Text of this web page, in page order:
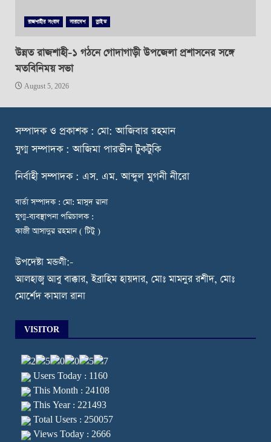
রাজশাহীর সংবাদ সারাদেশ স্লাইড
উন্নত রাজশাহী-১ গঠনে গোদাগাড়ী উপজেলা প্রশাসনের সঙ্গে
মতবিনিময় সভা
August 5, 2026
সম্পাদক ও প্রকাশক : মো: আজিবার রহমান
যুগ্ম সম্পাদক : আজিমা পারভীন টুকটুকি
নির্বাহী সম্পাদক : এস. এম. আব্দুল মুগনী নীরো
বার্তা সম্পাদক : মো: মাসুদ রানা
যুগ্ম-ব্যবস্থাপনা পরিচালক :
কাজী আসাদুর রহমান ( টিটু )
উপদেষ্টা মন্ডলী:-
আলহাজ্ব আবু বাক্কার, ইব্রাহিম হায়দার, মোঃ মামনুর রশীদ, মোঃ
মোর্শেদ কামাল রানা
VISITOR
Users Today : 1160
This Month : 24108
This Year : 221493
Total Users : 250057
Views Today : 2666